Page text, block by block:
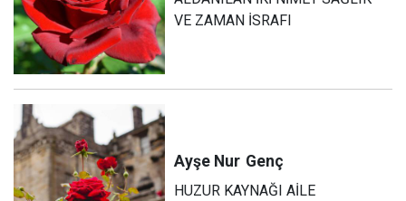
VE ZAMAN İSRAFI
Ayşe Nur Genç
HUZUR KAYNAĞI AİLE